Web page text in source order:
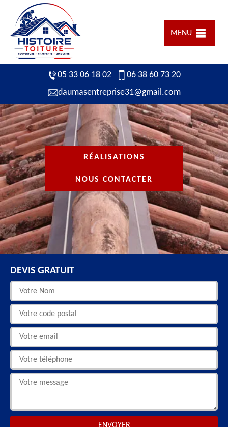
MENU
05 33 06 18 02
06 38 60 73 20
daumasentreprise31@gmail.com
RÉALISATIONS
NOUS CONTACTER
DEVIS GRATUIT